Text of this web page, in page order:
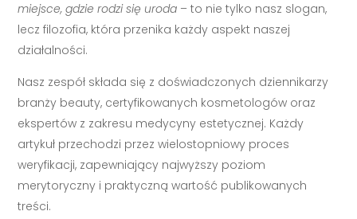
miejsce, gdzie rodzi się uroda – to nie tylko nasz slogan,
lecz filozofia, która przenika każdy aspekt naszej
działalności.
Nasz zespół składa się z doświadczonych dziennikarzy
branży beauty, certyfikowanych kosmetologów oraz
ekspertów z zakresu medycyny estetycznej. Każdy
artykuł przechodzi przez wielostopniowy proces
weryfikacji, zapewniający najwyższy poziom
merytoryczny i praktyczną wartość publikowanych
treści.